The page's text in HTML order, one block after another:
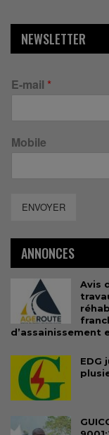
NEWSLETTER
E-mail *
Mobile
ENVOYER
ANNONCES
Avis
d’assainissement
EDG